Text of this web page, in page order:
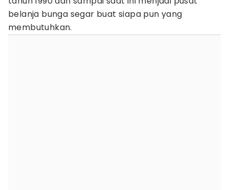
belanja bunga segar buat siapa pun yang
membutuhkan.